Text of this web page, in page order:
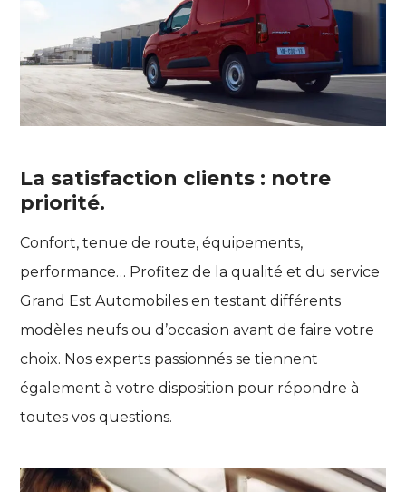
La satisfaction clients : notre
priorité.
Confort, tenue de route, équipements,
performance… Profitez de la qualité et du service
Grand Est Automobiles en testant différents
modèles neufs ou d’occasion avant de faire votre
choix. Nos experts passionnés se tiennent
également à votre disposition pour répondre à
toutes vos questions.